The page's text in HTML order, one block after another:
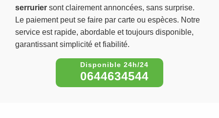
serrurier sont clairement annoncées, sans surprise.
Le paiement peut se faire par carte ou espèces. Notre
service est rapide, abordable et toujours disponible,
garantissant simplicité et fiabilité.
0644634544